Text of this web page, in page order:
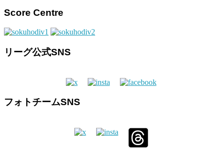
Score Centre
リーグ公式SNS
フォトチームSNS